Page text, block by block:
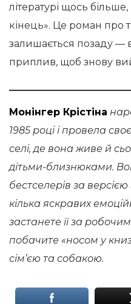
літературі щось
кінець». Це роман про
залишається позаду —
приплив, щоб знову
Монінгер Крістіна
1985 році і провела
селі, де вона живе й
дітьми-близнюками.
бестселерів за
кілька яскравих
застанете її за
побачите «носом у
сім’єю та собакою.